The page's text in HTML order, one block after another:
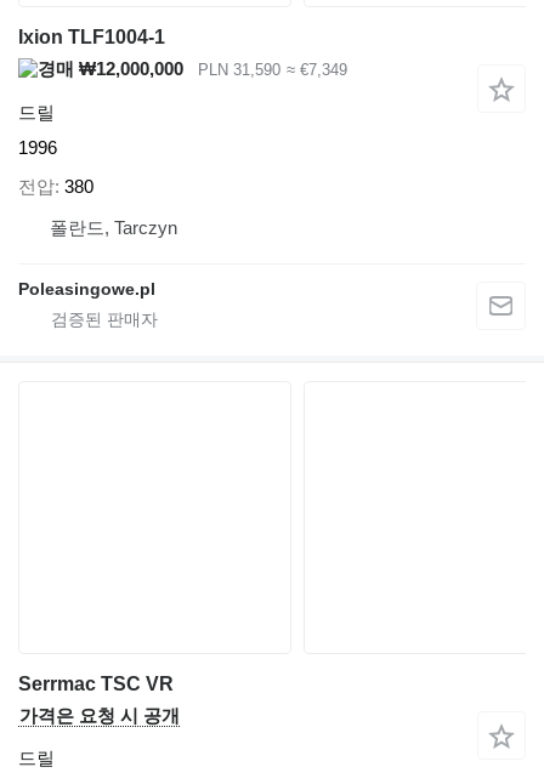
Ixion TLF1004-1
₩12,000,000
PLN 31,590 ≈ €7,349
드릴
1996
전압 380
폴란드, Tarczyn
Poleasingowe.pl
Serrmac TSC VR
가격은 요청 시 공개
드릴